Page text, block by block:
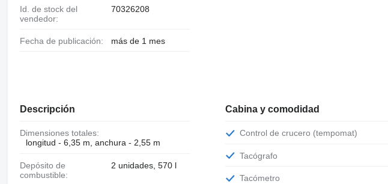
Id. de stock del
vendedor:
70326208
Fecha de publicación: más de 1 mes
Descripción
Dimensiones totales:
longitud - 6,35 m, anchura - 2,55 m
Depósito de
combustible:
2 unidades, 570 l
Cabina y comodidad
Control de crucero (tempomat)
Tacógrafo
Tacómetro